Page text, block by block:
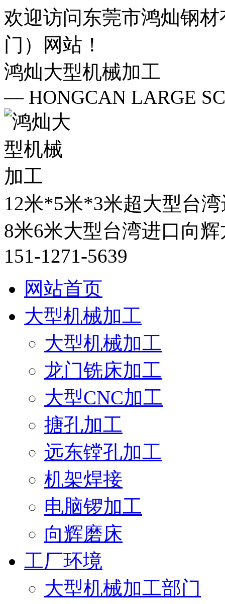
欢迎访问东莞市鸿灿钢
门）网站！
鸿灿大型机械加工
— HONGCAN LARGE
12米*5米*3米超大型台
8米6米大型台湾进口向
151-1271-5639
网站首页
大型机械加工
大型机械加工
龙门铣床加工
大型CNC加工
搪孔加工
远东镗孔加工
机架焊接
电脑锣加工
向辉磨床
工厂环境
大型机械加工部门